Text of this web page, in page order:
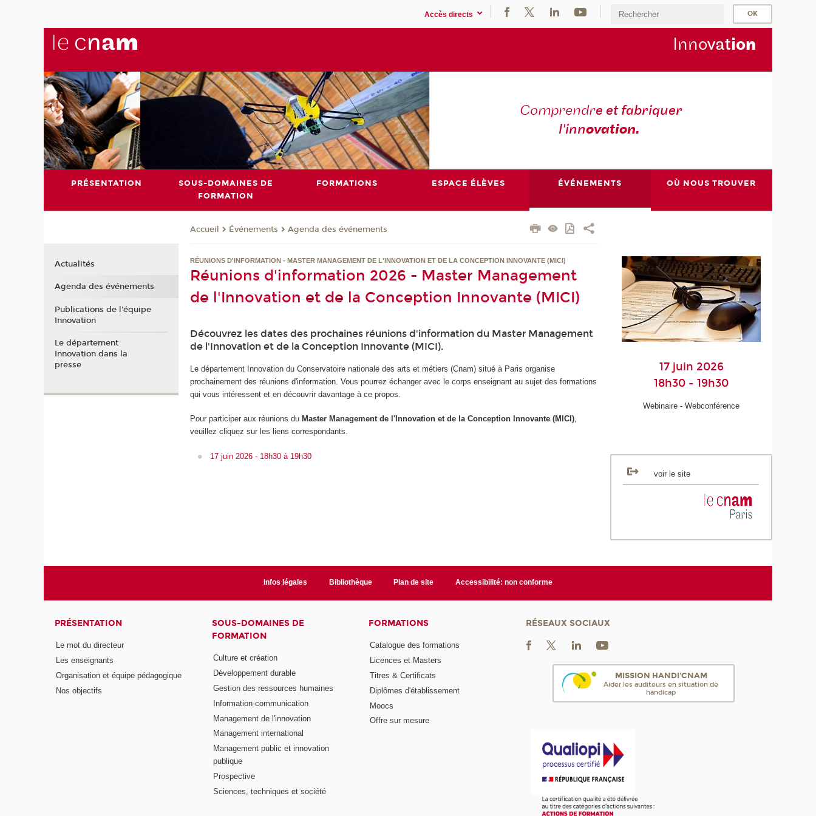
Accès directs
Innovation
Comprendre et fabriquer
l'innovation.
PRÉSENTATION
SOUS-DOMAINES DE
FORMATION
FORMATIONS ESPACE ÉLÈVES ÉVÉNEMENTS OÙ NOUS TROUVER
Accueil Événements Agenda des événements
RÉUNIONS D'INFORMATION - MASTER MANAGEMENT DE L'INNOVATION ET DE LA CONCEPTION INNOVANTE (MICI)
Réunions d'information 2026 - Master Management
de l'Innovation et de la Conception Innovante (MICI)
Découvrez les dates des prochaines réunions d'information du Master Management
de l'Innovation et de la Conception Innovante (MICI).
Le département Innovation du Conservatoire nationale des arts et métiers (Cnam) situé à Paris organise
prochainement des réunions d'information. Vous pourrez échanger avec le corps enseignant au sujet des formations
qui vous intéressent et en découvrir davantage à ce propos.
Pour participer aux réunions du Master Management de l'Innovation et de la Conception Innovante (MICI),
veuillez cliquez sur les liens correspondants.
17 juin 2026 - 18h30 à 19h30
17 juin 2026
18h30 - 19h30
Webinaire - Webconférence
voir le site
Actualités
Agenda des événements
Publications de l'équipe
Innovation
Le département
Innovation dans la
presse
Infos légales Bibliothèque Plan de site Accessibilité: non conforme
PRÉSENTATION
Le mot du directeur
Les enseignants
Organisation et équipe pédagogique
Nos objectifs
SOUS-DOMAINES DE
FORMATION
Culture et création
Développement durable
Gestion des ressources humaines
Information-communication
Management de l'innovation
Management international
Management public et innovation
publique
Prospective
Sciences, techniques et société
FORMATIONS
Catalogue des formations
Licences et Masters
Titres & Certificats
Diplômes d'établissement
Moocs
Offre sur mesure
RÉSEAUX SOCIAUX
MISSION HANDI'CNAM
Aider les auditeurs en situation de
handicap